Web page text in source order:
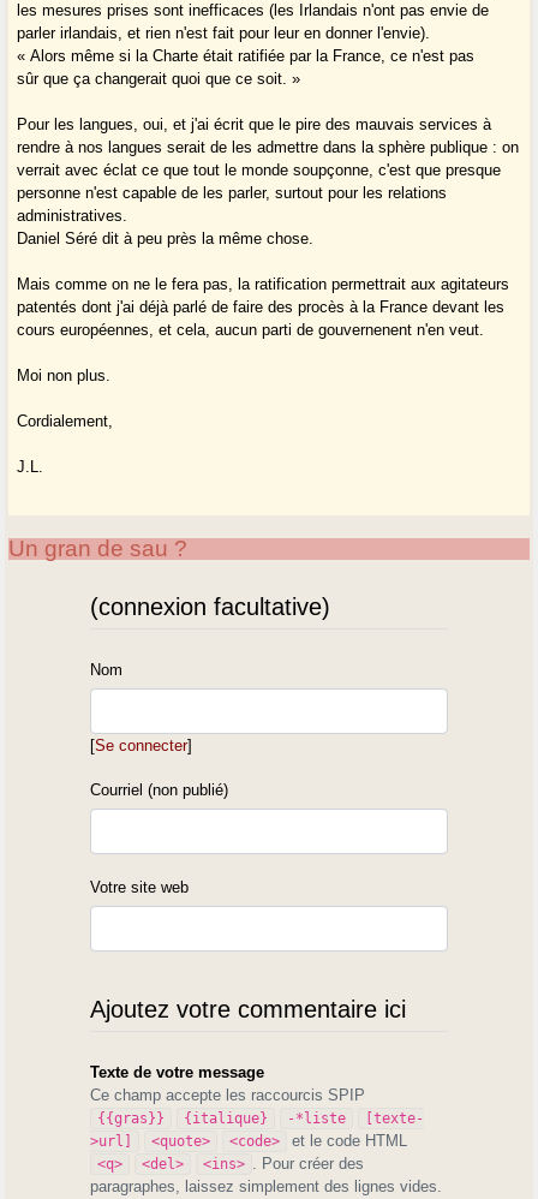
les mesures prises sont inefficaces (les Irlandais n'ont pas envie de
parler irlandais, et rien n'est fait pour leur en donner l'envie).
« Alors même si la Charte était ratifiée par la France, ce n'est pas
sûr que ça changerait quoi que ce soit. »
Pour les langues, oui, et j'ai écrit que le pire des mauvais services à
rendre à nos langues serait de les admettre dans la sphère publique : on
verrait avec éclat ce que tout le monde soupçonne, c'est que presque
personne n'est capable de les parler, surtout pour les relations
administratives.
Daniel Séré dit à peu près la même chose.
Mais comme on ne le fera pas, la ratification permettrait aux agitateurs
patentés dont j'ai déjà parlé de faire des procès à la France devant les
cours européennes, et cela, aucun parti de gouvernenent n'en veut.
Moi non plus.
Cordialement,
J.L.
Un gran de sau ?
(connexion facultative)
Nom
[Se connecter]
Courriel (non publié)
Votre site web
Ajoutez votre commentaire ici
Texte de votre message
Ce champ accepte les raccourcis SPIP
{{gras}} {italique} -*liste
[texte-
>url]
<quote> <code> et le code HTML
<q> <del> <ins>
. Pour créer des
paragraphes, laissez simplement des lignes vides.